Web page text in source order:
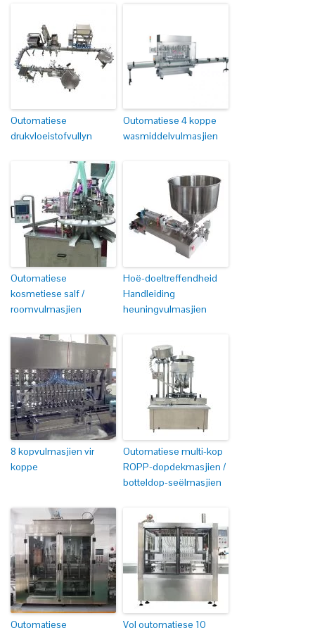
Outomatiese
drukvloeistofvullyn
Outomatiese 4 koppe
wasmiddelvulmasjien
Outomatiese
kosmetiese salf /
roomvulmasjien
Hoë-doeltreffendheid
Handleiding
heuningvulmasjien
8 kopvulmasjien vir
koppe
Outomatiese multi-kop
ROPP-dopdekmasjien /
botteldop-seëlmasjien
Outomatiese
Vol outomatiese 10